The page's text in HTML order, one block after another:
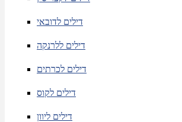
דילים לדובאי
דילים ללרנקה
דילים לכרתים
דילים לקוס
דילים ליוון